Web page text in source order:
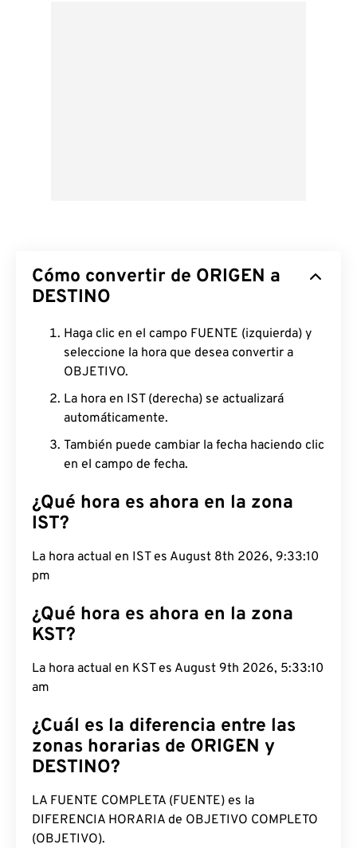
Cómo convertir de ORIGEN a
DESTINO
Haga clic en el campo FUENTE (izquierda) y
seleccione la hora que desea convertir a
OBJETIVO.
La hora en IST (derecha) se actualizará
automáticamente.
También puede cambiar la fecha haciendo clic
en el campo de fecha.
¿Qué hora es ahora en la zona
IST?
La hora actual en IST es August 8th 2026, 9:33:11
pm
¿Qué hora es ahora en la zona
KST?
La hora actual en KST es August 9th 2026, 5:33:11
am
¿Cuál es la diferencia entre las
zonas horarias de ORIGEN y
DESTINO?
LA FUENTE COMPLETA (FUENTE) es la
DIFERENCIA HORARIA de OBJETIVO COMPLETO
(OBJETIVO).